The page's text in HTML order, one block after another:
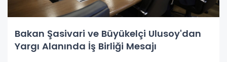
Bakan Şasivari ve Büyükelçi Ulusoy'dan
Yargı Alanında İş Birliği Mesajı